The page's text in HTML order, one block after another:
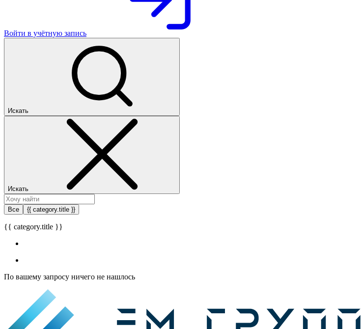
Войти в учётную запись
Искать
Искать
Все {{ category.title }}
{{ category.title }}
По вашему запросу ничего не нашлось